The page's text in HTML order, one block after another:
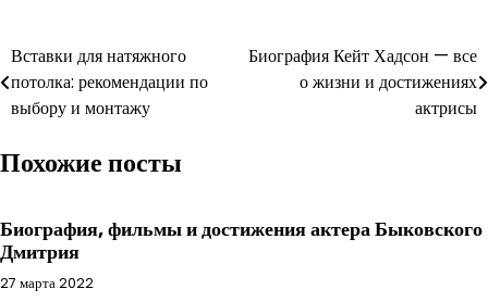
Навигация
по
Вставки для натяжного
потолка: рекомендации по
выбору и монтажу
Биография Кейт Хадсон — все
о жизни и достижениях
актрисы
Похожие посты
Биография, фильмы и достижения актера Быковского
Дмитрия
27 марта 2022